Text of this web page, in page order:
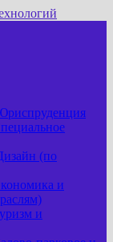
(по
и
и